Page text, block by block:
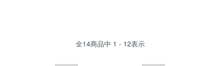
全14商品中 1 - 12表示